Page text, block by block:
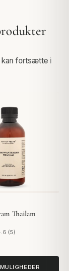
kan fortsætte i
Thailam
(5)
anmeldelser